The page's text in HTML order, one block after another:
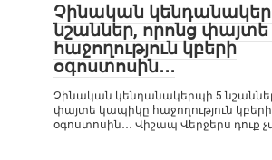
Չինական
նշաններ, որոնց
հաջողություն կբերի
օգոստոսին․․․
Չինական կենդանակերպի 5
փայտե կապիկը հաջողություն կբերի
օգոստոսին․․․ Վիշապ Վերջերս